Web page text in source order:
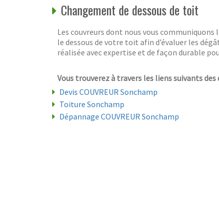
Changement de dessous de toit
Les couvreurs dont nous vous
le dessous de votre toit afin d’évaluer les
réalisée avec expertise et de façon durable
Vous trouverez à travers les liens suivants
Devis COUVREUR Sonchamp
Toiture Sonchamp
Dépannage COUVREUR Sonchamp